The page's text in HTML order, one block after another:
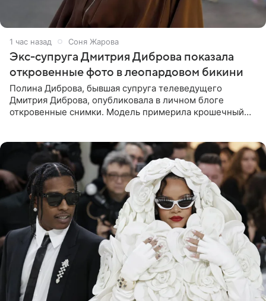
1 час назад Соня Жарова
Экс-супруга Дмитрия Диброва показала
откровенные фото в леопардовом бикини
Полина Диброва, бывшая супруга телеведущего
Дмитрия Диброва, опубликовала в личном блоге
откровенные снимки. Модель примерила крошечный